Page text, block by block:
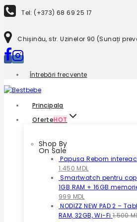
to
content
Tel: (+373) 68 69 25 17
Chișinău, str. Uzinelor 90 (Sunați
Întrebări frecvente
Principala
OferteHOT
Shop By
On Sale
Papusa Reborn
Prețul
inițial
a
fost:
1.800 MDL.
1.450 MDL
curent
este:
Smartwatch pentru
1GB RAM + 16GB
Prețul
inițial
a
999 MDL
curent
este:
NODIZZ NEW PAD 2 –
RAM, 32GB, Wi-Fi 1.500